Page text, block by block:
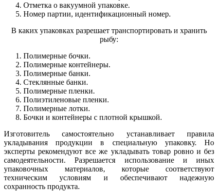
Отметка о вакуумной упаковке.
Номер партии, идентификационный номер.
В каких упаковках разрешает транспортировать и хранить
рыбу:
Полимерные бочки.
Полимерные контейнеры.
Полимерные банки.
Стеклянные банки.
Полимерные пленки.
Полиэтиленовые пленки.
Полимерные лотки.
Бочки и контейнеры с плотной крышкой.
Изготовитель самостоятельно устанавливает правила
укладывания продукции в специальную упаковку. Но
эксперты рекомендуют все же укладывать товар ровно и без
самодеятельности. Разрешается использование и иных
упаковочных материалов, которые соответствуют
техническим условиям и обеспечивают надежную
сохранность продукта.